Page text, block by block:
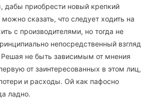
дабы приобрести новый крепкий
сказать, что следует ходить на
с производителями, но тогда не
непосредственный взгляд
не быть зависимым от мнения
от заинтересованных в этом лиц,
и расходы. Ой как пафосно
ладно.